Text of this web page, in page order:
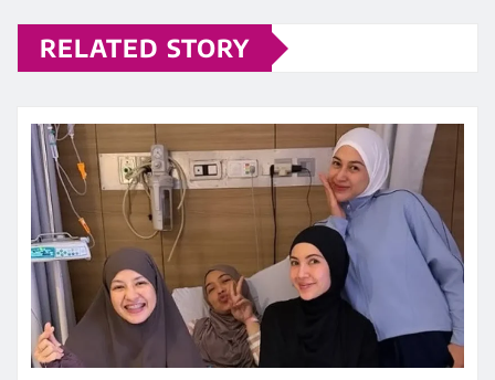
RELATED STORY